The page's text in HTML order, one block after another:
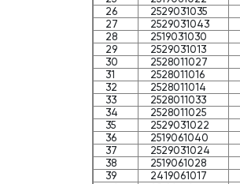
26
2529031035
27
2529031043
28
2519031030
29
2529031013
30
2528011027
31
2528011016
32
2528011014
33
2528011033
34
2528011025
35
2529031022
36
2519061040
37
2529031024
38
2519061028
39
2419061017